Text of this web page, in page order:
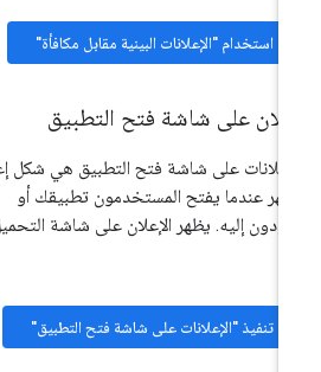
استخدام "الإعلانات البينية مقابل مكافأة"
على شاشة فتح التطبيق
على شاشة فتح التطبيق هي شكل إعلان
عندما يفتح المستخدمون تطبيقك أو
إليه. يظهر الإعلان على شاشة التحميل.
تنفيذ "الإعلانات على شاشة فتح التطبيق"